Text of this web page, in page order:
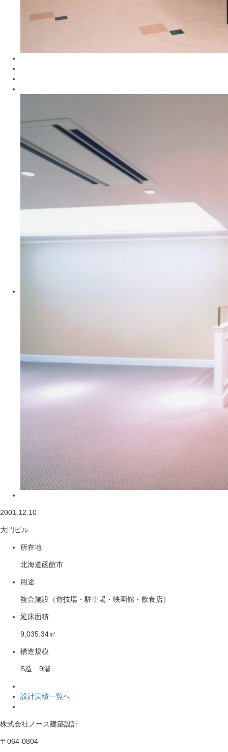
2001.12.10
大門ビル
所在地
北海道函館市
用途
複合施設（遊技場・駐車場・映画館・飲食店）
延床面積
9,035.34㎡
構造規模
S造 9階
設計実績一覧へ
株式会社ノース建築設計
〒064-0804